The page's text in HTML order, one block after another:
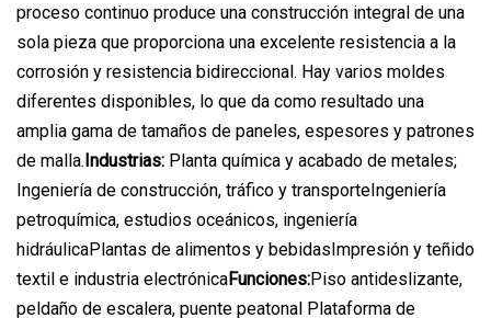
proceso continuo produce una construcción integral de una
sola pieza que proporciona una excelente resistencia a la
corrosión y resistencia bidireccional. Hay varios moldes
diferentes disponibles, lo que da como resultado una
amplia gama de tamaños de paneles, espesores y patrones
de malla.Industrias: Planta química y acabado de metales;
Ingeniería de construcción, tráfico y transporteIngeniería
petroquímica, estudios oceánicos, ingeniería
hidráulicaPlantas de alimentos y bebidasImpresión y teñido
textil e industria electrónicaFunciones:Piso antideslizante,
peldaño de escalera, puente peatonal Plataforma de